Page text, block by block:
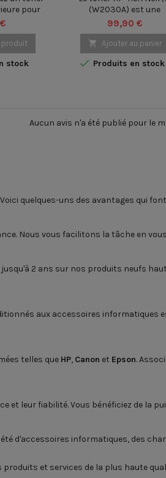
pour
HP, le
Noir(e)
idéal.
des
et
produit
stock
(W2030A) est une
cartouche d'encre de
qualité conçue pour
imprimantes laser HP.
une capacité de
de jusqu'à 2 400 pages,
personnelles. Toner HP
Noir(e) (W2030A)
Prix
99,90 €
 Ajouter au panier
 Produits en stock
Aucun avis n'a été publié pour le
quelques-uns des avantages qui
Nous vous facilitons la tâche en
2 ans sur nos produits neufs
aux accessoires informatiques
telles que HP, Canon et Epson.
leur fiabilité. Vous bénéficiez de la
d'accessoires informatiques, des
et services de la plus haute